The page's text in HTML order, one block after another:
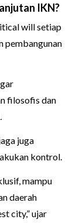
IKN?
will setiap
pembangunan
filosofis dan
juga
kontrol.
mampu
daerah
city,” ujar